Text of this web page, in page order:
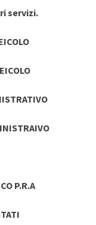
servizi.
P.R.A